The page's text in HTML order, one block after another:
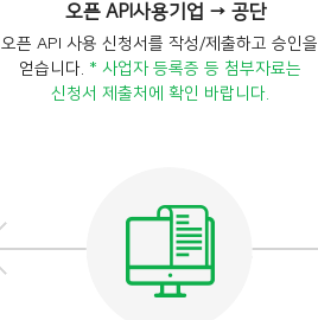
오픈 API사용기업 → 공단
오픈 API 사용 신청서를 작성/제출하고 승인을
얻습니다. * 사업자 등록증 등 첨부자료는
신청서 제출처에 확인 바랍니다.